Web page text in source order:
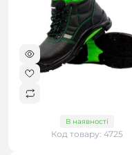
В наявності
Код товару: 4725